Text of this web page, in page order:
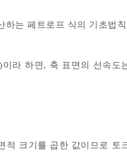
하는 페트로프 식의 기초법
라 하면, 축 표면의 선속도
적 크기를 곱한 값이므로 토